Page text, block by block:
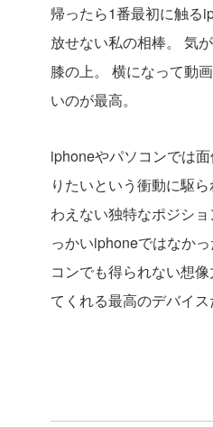
帰ったら1番最初に触る
放せない私の相棒。
気
膝の上。
横になって動
いのが最高。
iphoneやパソコンでは
りたいという衝動に駆
わえない独特なポジショ
っかいiphoneではなかっ
コンでも得られない想
てくれる最高のデバイス